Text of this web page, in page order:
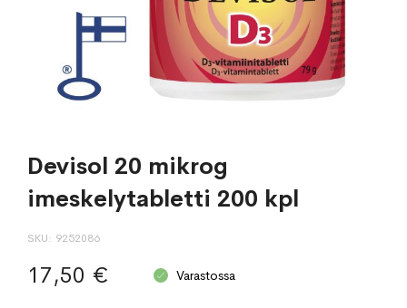
Devisol 20 mikrog
imeskelytabletti 200 kpl
SKU 9252086
17,50 € Varastossa